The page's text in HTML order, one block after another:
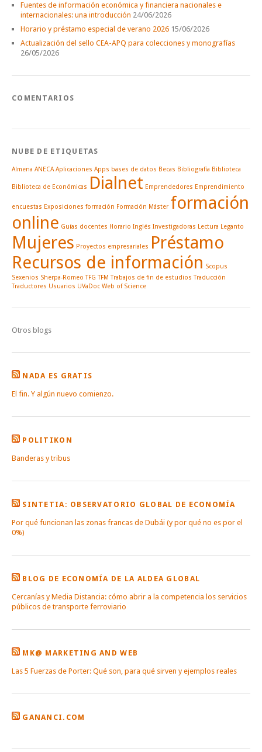
Fuentes de información económica y financiera nacionales e
internacionales: una introducción 24/06/2026
Horario y préstamo especial de verano 2026 15/06/2026
Actualización del sello CEA-APQ para colecciones y monografías
26/05/2026
COMENTARIOS
NUBE DE ETIQUETAS
Almena ANECA Aplicaciones Apps bases de datos Becas Bibliografía Biblioteca
Biblioteca de Económicas Dialnet Emprendedores Emprendimiento
encuestas Exposiciones formación Formación Máster formación
online Guías docentes Horario Inglés Investigadoras Lectura Leganto
Mujeres Proyectos empresariales Préstamo
Recursos de información Scopus
Sexenios Sherpa-Romeo TFG TFM Trabajos de fin de estudios Traducción
Traductores Usuarios UVaDoc Web of Science
Otros blogs
NADA ES GRATIS
El fin. Y algún nuevo comienzo.
POLITIKON
Banderas y tribus
SINTETIA: OBSERVATORIO GLOBAL DE ECONOMÍA
Por qué funcionan las zonas francas de Dubái (y por qué no es por el
0%)
BLOG DE ECONOMÍA DE LA ALDEA GLOBAL
Cercanías y Media Distancia: cómo abrir a la competencia los servicios
públicos de transporte ferroviario
MK@ MARKETING AND WEB
Las 5 Fuerzas de Porter: Qué son, para qué sirven y ejemplos reales
GANANCI.COM